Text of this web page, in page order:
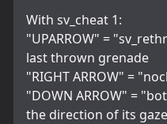
With sv_cheat 1:
"UPARROW" =
last thrown grenade
"RIGHT ARROW" =
"DOWN ARROW" =
the direction of its gaze